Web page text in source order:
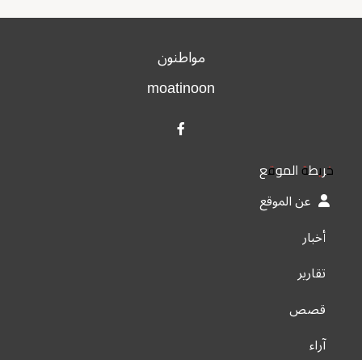
مواطنون
moatinoon
خريطة الموقع
عن الموقع
أخبار
تقارير
قصص
آراء